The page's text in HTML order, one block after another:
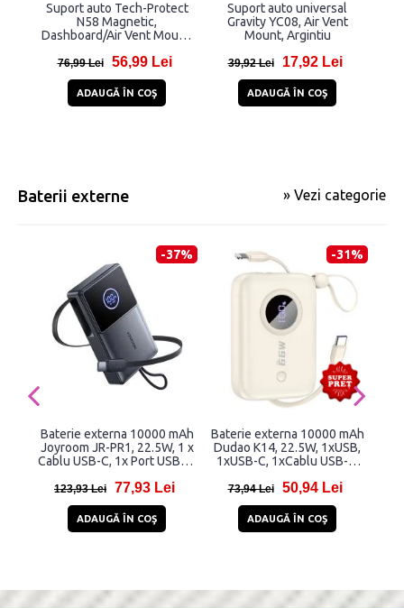
Suport auto Tech-Protect
N58 Magnetic,
Dashboard/Air Vent Mount,
360 grade, Negru
76,99 Lei 56,99 Lei
ADAUGĂ ÎN COŞ
Suport auto universal
Gravity YC08, Air Vent
Mount, Argintiu
39,92 Lei 17,92 Lei
ADAUGĂ ÎN COŞ
Baterii externe » Vezi categorie
-37%
Baterie externa 10000 mAh
Joyroom JR-PR1, 22.5W, 1 x
Cablu USB-C, 1x Port USB-C,
123,93 Lei 77,93 Lei
ADAUGĂ ÎN COŞ
-31%
Baterie externa 10000 mAh
Dudao K14, 22.5W, 1xUSB,
1xUSB-C, 1xCablu USB-C,
73,94 Lei 50,94 Lei
ADAUGĂ ÎN COŞ